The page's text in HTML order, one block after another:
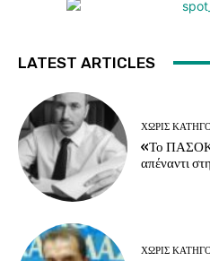
LATEST ARTICLES
ΧΩΡΊΣ
«Το ΠΑΣΟΚ
απέναντι
ΧΩΡΊΣ